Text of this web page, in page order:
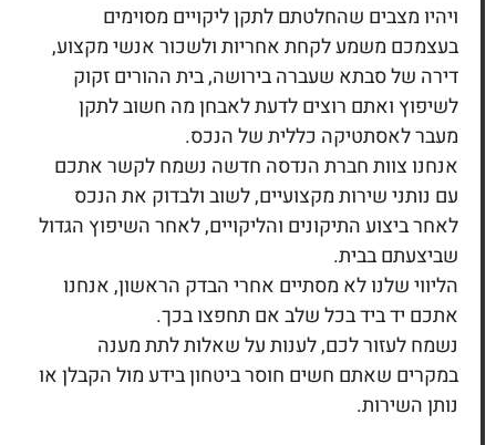
ויהיו מצבים שהחלטתם לתקן ליקויים מסוימים
בעצמכם משמע לקחת אחריות ולשכור אנשי מקצוע,
דירה של סבתא שעברה בירושה, בית ההורים זקוק
לשיפוץ ואתם רוצים לדעת לאבחן מה חשוב לתקן
מעבר לאסתטיקה כללית של הנכס.
אנחנו צוות חברת הנדסה חדשה נשמח לקשר אתכם
עם נותני שירות מקצועיים, לשוב ולבדוק את הנכס
לאחר ביצוע התיקונים והליקויים, לאחר השיפוץ הגדול
שביצעתם בבית.
הליווי שלנו לא מסתיים אחרי הבדק הראשון, אנחנו
אתכם יד ביד בכל שלב אם תחפצו בכך.
נשמח לעזור לכם, לענות על שאלות לתת מענה
במקרים שאתם חשים חוסר ביטחון בידע מול הקבלן או
נותן השירות.